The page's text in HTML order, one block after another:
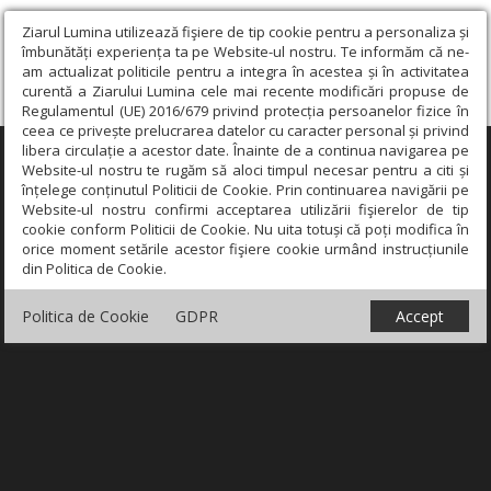
Ziarul Lumina utilizează fişiere de tip cookie pentru a personaliza și
îmbunătăți experiența ta pe Website-ul nostru. Te informăm că ne-
am actualizat politicile pentru a integra în acestea și în activitatea
curentă a Ziarului Lumina cele mai recente modificări propuse de
Regulamentul (UE) 2016/679 privind protecția persoanelor fizice în
ceea ce privește prelucrarea datelor cu caracter personal și privind
libera circulație a acestor date. Înainte de a continua navigarea pe
Website-ul nostru te rugăm să aloci timpul necesar pentru a citi și
înțelege conținutul Politicii de Cookie. Prin continuarea navigării pe
Website-ul nostru confirmi acceptarea utilizării fişierelor de tip
cookie conform Politicii de Cookie. Nu uita totuși că poți modifica în
orice moment setările acestor fişiere cookie urmând instrucțiunile
din Politica de Cookie.
Politica de Cookie GDPR Accept
×